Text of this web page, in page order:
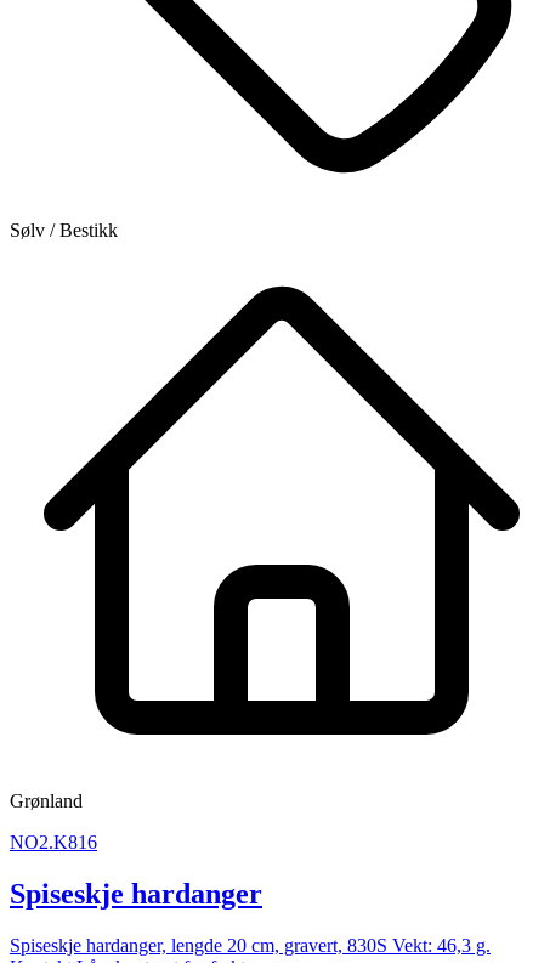
Sølv / Bestikk
Grønland
NO2.K816
Spiseskje hardanger
Spiseskje hardanger, lengde 20 cm, gravert, 830S Vekt: 46,3 g.